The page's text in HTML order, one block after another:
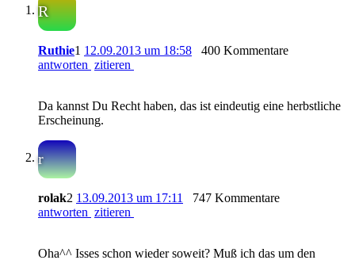
R
Ruthie1 12.09.2013 um 18:58
400 Kommentare
antworten zitieren
Da kannst Du Recht haben, das ist eindeutig eine herbstliche
Erscheinung.
r
rolak2 13.09.2013 um 17:11
747 Kommentare
antworten zitieren
Oha^^ Isses schon wieder soweit? Muß ich das um den